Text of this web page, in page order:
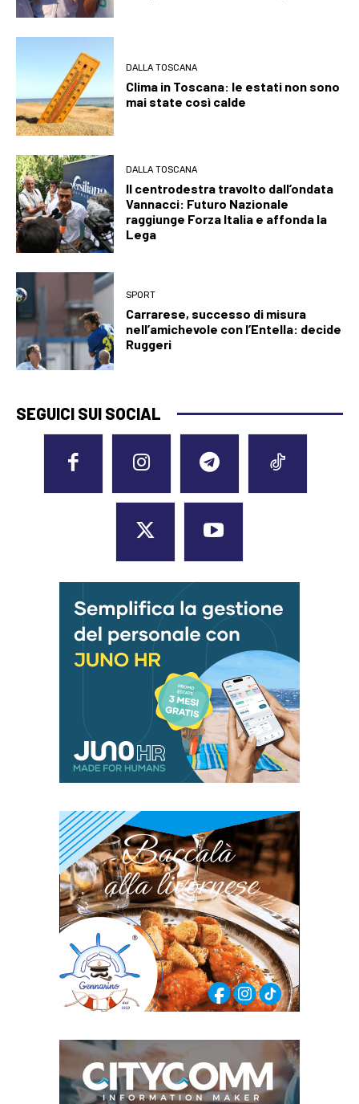
DALLA TOSCANA
Clima in Toscana: le estati non sono
mai state così calde
DALLA TOSCANA
Il centrodestra travolto dall’ondata
Vannacci: Futuro Nazionale
raggiunge Forza Italia e affonda la
Lega
SPORT
Carrarese, successo di misura
nell’amichevole con l’Entella: decide
Ruggeri
SEGUICI SUI SOCIAL